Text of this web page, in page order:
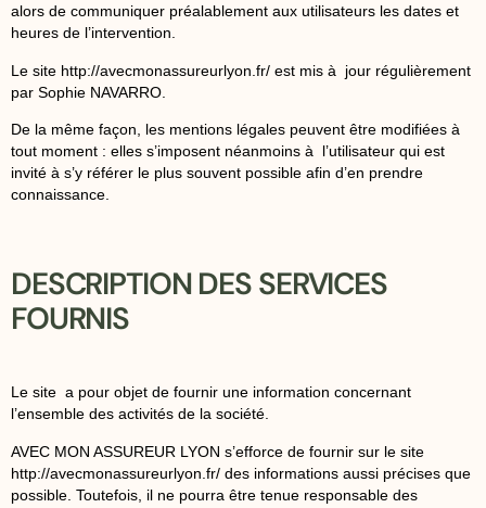
alors de communiquer préalablement aux utilisateurs les dates et
heures de l’intervention.
Le site http://avecmonassureurlyon.fr/ est mis à jour régulièrement
par Sophie NAVARRO.
De la même façon, les mentions légales peuvent être modifiées à
tout moment : elles s’imposent néanmoins à l’utilisateur qui est
invité à s’y référer le plus souvent possible afin d’en prendre
connaissance.
DESCRIPTION DES SERVICES
FOURNIS
Le site a pour objet de fournir une information concernant
l’ensemble des activités de la société.
AVEC MON ASSUREUR LYON s’efforce de fournir sur le site
http://avecmonassureurlyon.fr/ des informations aussi précises que
possible. Toutefois, il ne pourra être tenue responsable des